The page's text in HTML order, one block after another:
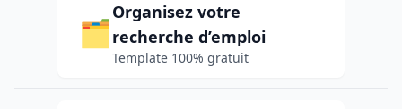
🗂️
Organisez votre
recherche d’emploi
Template 100% gratuit